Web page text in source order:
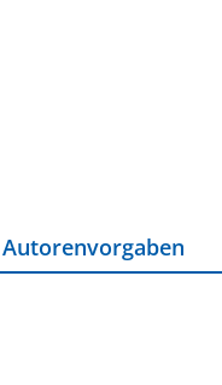
Autorenvorgaben